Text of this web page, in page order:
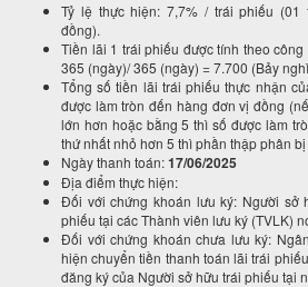
Tỷ lệ thực hiện: 7,7% / trái phiếu (01
đồng).
Tiền lãi 1 trái phiếu được tính theo
365 (ngày)/ 365 (ngày) = 7.700 (Bảy
Tổng số tiền lãi trái phiếu thực nhận
được làm tròn đến hàng đơn vị đồng
lớn hơn hoặc bằng 5 thì số được làm
thứ nhất nhỏ hơn 5 thì phần thập phân
Ngày thanh toán:17/06/2025
Địa điểm thực hiện:
Đối với chứng khoán lưu ký: Người sở
phiếu tại các Thành viên lưu ký (TVLK)
Đối với chứng khoán chưa lưu ký:
hiện chuyển tiền thanh toán lãi trái
đăng ký của Người sở hữu trái phiếu tại